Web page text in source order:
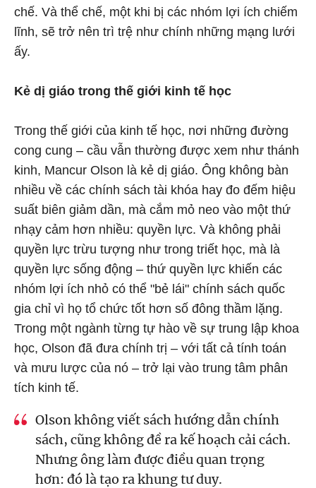
chế. Và thể chế, một khi bị các nhóm lợi ích chiếm
lĩnh, sẽ trở nên trì trệ như chính những mạng lưới
ấy.
Kẻ dị giáo trong thế giới kinh tế học
Trong thế giới của kinh tế học, nơi những đường
cong cung – cầu vẫn thường được xem như thánh
kinh, Mancur Olson là kẻ dị giáo. Ông không bàn
nhiều về các chính sách tài khóa hay đo đếm hiệu
suất biên giảm dần, mà cắm mỏ neo vào một thứ
nhạy cảm hơn nhiều: quyền lực. Và không phải
quyền lực trừu tượng như trong triết học, mà là
quyền lực sống động – thứ quyền lực khiến các
nhóm lợi ích nhỏ có thể "bẻ lái" chính sách quốc
gia chỉ vì họ tổ chức tốt hơn số đông thầm lặng.
Trong một ngành từng tự hào về sự trung lập khoa
học, Olson đã đưa chính trị – với tất cả tính toán
và mưu lược của nó – trở lại vào trung tâm phân
tích kinh tế.
Olson không viết sách hướng dẫn chính
sách, cũng không đề ra kế hoạch cải cách.
Nhưng ông làm được điều quan trọng
hơn: đó là tạo ra khung tư duy.